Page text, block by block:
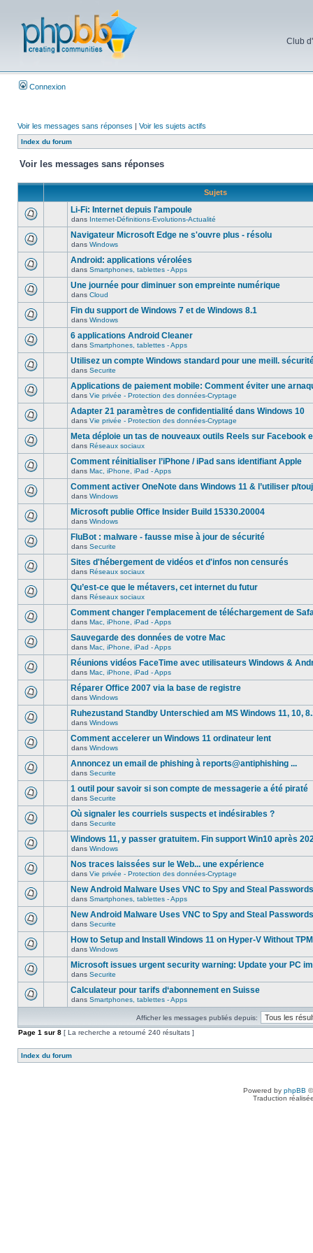
Club
Connexion
Voir les messages sans réponses | Voir les sujets actifs
Index du forum
Voir les messages sans réponses
Sujets
Li-Fi: Internet depuis l'ampoule
dans Internet-Définitions-Evolutions-Actualité
Navigateur Microsoft Edge ne s'ouvre plus - résolu
dans Windows
Android: applications vérolées
dans Smartphones, tablettes - Apps
Une journée pour diminuer son empreinte numérique
dans Cloud
Fin du support de Windows 7 et de Windows 8.1
dans Windows
6 applications Android Cleaner
dans Smartphones, tablettes - Apps
Utilisez un compte Windows standard pour une meill.
dans Securite
Applications de paiement mobile: Comment éviter une
dans Vie privée - Protection des données-Cryptage
Adapter 21 paramètres de confidentialité dans Windows 10
dans Vie privée - Protection des données-Cryptage
Meta déploie un tas de nouveaux outils Reels sur Facebook
dans Réseaux sociaux
Comment réinitialiser l’iPhone / iPad sans identifiant Apple
dans Mac, iPhone, iPad - Apps
Comment activer OneNote dans Windows 11 & l’utiliser p/touj
dans Windows
Microsoft publie Office Insider Build 15330.20004
dans Windows
FluBot : malware - fausse mise à jour de sécurité
dans Securite
Sites d'hébergement de vidéos et d'infos non censurés
dans Réseaux sociaux
Qu’est-ce que le métavers, cet internet du futur
dans Réseaux sociaux
Comment changer l'emplacement de téléchargement de
dans Mac, iPhone, iPad - Apps
Sauvegarde des données de votre Mac
dans Mac, iPhone, iPad - Apps
Réunions vidéos FaceTime avec utilisateurs Windows &
dans Mac, iPhone, iPad - Apps
Réparer Office 2007 via la base de registre
dans Windows
Ruhezustand Standby Unterschied am MS Windows 11, 10,
dans Windows
Comment accelerer un Windows 11 ordinateur lent
dans Windows
Annoncez un email de phishing à reports@antiphishing ...
dans Securite
1 outil pour savoir si son compte de messagerie a été piraté
dans Securite
Où signaler les courriels suspects et indésirables ?
dans Securite
Windows 11, y passer gratuitem. Fin support Win10 après
dans Windows
Nos traces laissées sur le Web... une expérience
dans Vie privée - Protection des données-Cryptage
New Android Malware Uses VNC to Spy and Steal Passwords
dans Smartphones, tablettes - Apps
New Android Malware Uses VNC to Spy and Steal Passwords
dans Securite
How to Setup and Install Windows 11 on Hyper-V Without TPM
dans Windows
Microsoft issues urgent security warning: Update your PC
dans Securite
Calculateur pour tarifs d‘abonnement en Suisse
dans Smartphones, tablettes - Apps
Afficher les messages publiés depuis:
Page 1 sur 8 [ La recherche a retourné 240 résultats ]
Index du forum
Powered by phpBB
Traduction